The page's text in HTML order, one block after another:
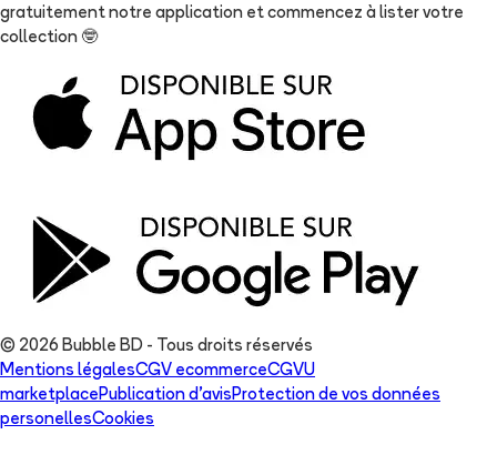
gratuitement notre application et commencez à lister votre
collection 🤓
© 2026 Bubble BD - Tous droits réservés
Mentions légalesCGV ecommerceCGVU
marketplace Publication d'avis Protection de vos données
personellesCookies